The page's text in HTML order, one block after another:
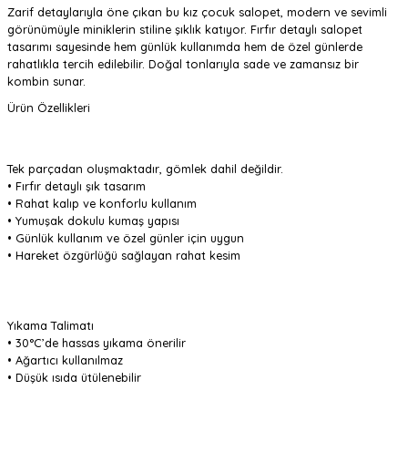
Zarif detaylarıyla öne çıkan bu kız çocuk salopet, modern ve sevimli
görünümüyle miniklerin stiline şıklık katıyor. Fırfır detaylı salopet
tasarımı sayesinde hem günlük kullanımda hem de özel günlerde
rahatlıkla tercih edilebilir. Doğal tonlarıyla sade ve zamansız bir
kombin sunar.
Ürün Özellikleri
Tek parçadan oluşmaktadır, gömlek dahil değildir.
• Fırfır detaylı şık tasarım
• Rahat kalıp ve konforlu kullanım
• Yumuşak dokulu kumaş yapısı
• Günlük kullanım ve özel günler için uygun
• Hareket özgürlüğü sağlayan rahat kesim
Yıkama Talimatı
• 30°C’de hassas yıkama önerilir
• Ağartıcı kullanılmaz
• Düşük ısıda ütülenebilir